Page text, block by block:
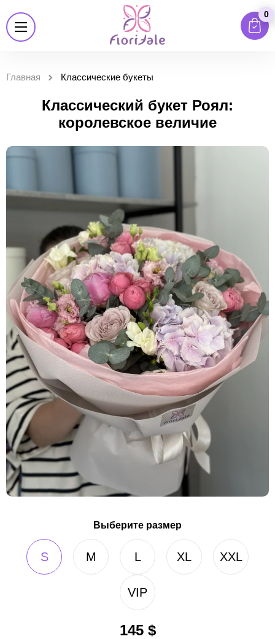
0
Главная Классические букеты
Классический букет Роял:
королевское величие
Выберите размер
S M L XL XXL
VIP
145$